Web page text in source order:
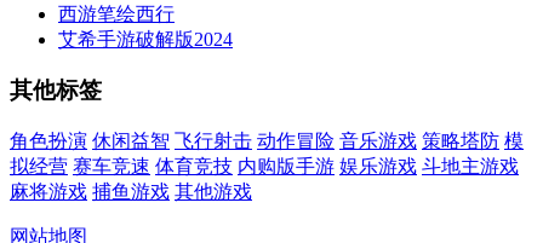
西游笔绘西行
艾希手游破解版2024
其他标签
角色扮演 休闲益智 飞行射击 动作冒险 音乐游戏 策略塔防 模
拟经营 赛车竞速 体育竞技 内购版手游 娱乐游戏 斗地主游戏
麻将游戏 捕鱼游戏 其他游戏
网站地图